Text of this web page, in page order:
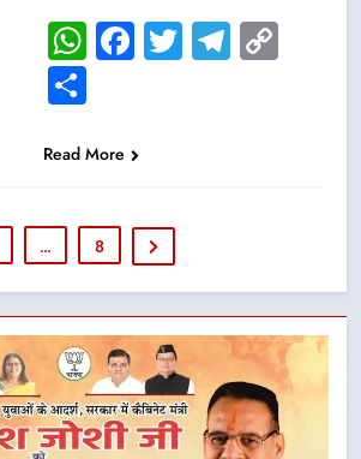
WhatsApp
Facebook
Twitter
Share
Read More
… 8